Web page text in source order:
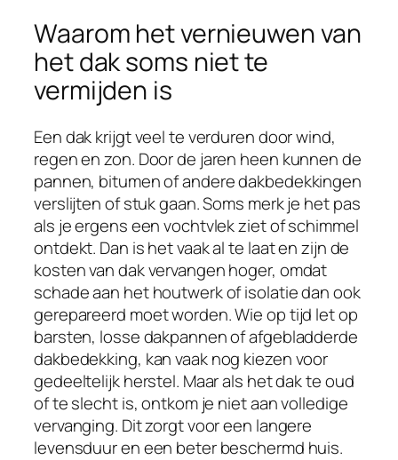
Waarom het vernieuwen van
het dak soms niet te
vermijden is
Een dak krijgt veel te verduren door wind,
regen en zon. Door de jaren heen kunnen de
pannen, bitumen of andere dakbedekkingen
verslijten of stuk gaan. Soms merk je het pas
als je ergens een vochtvlek ziet of schimmel
ontdekt. Dan is het vaak al te laat en zijn de
kosten van dak vervangen hoger, omdat
schade aan het houtwerk of isolatie dan ook
gerepareerd moet worden. Wie op tijd let op
barsten, losse dakpannen of afgebladderde
dakbedekking, kan vaak nog kiezen voor
gedeeltelijk herstel. Maar als het dak te oud
of te slecht is, ontkom je niet aan volledige
vervanging. Dit zorgt voor een langere
levensduur en een beter beschermd huis.